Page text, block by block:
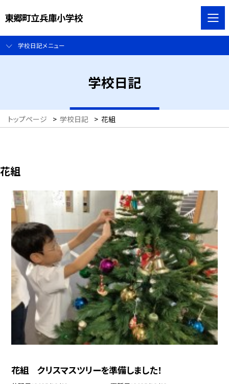
東郷町立兵庫小学校
学校日記メニュー
学校日記
トップページ > 学校日記 > 花組
花組
花組 クリスマスツリーを準備しました！